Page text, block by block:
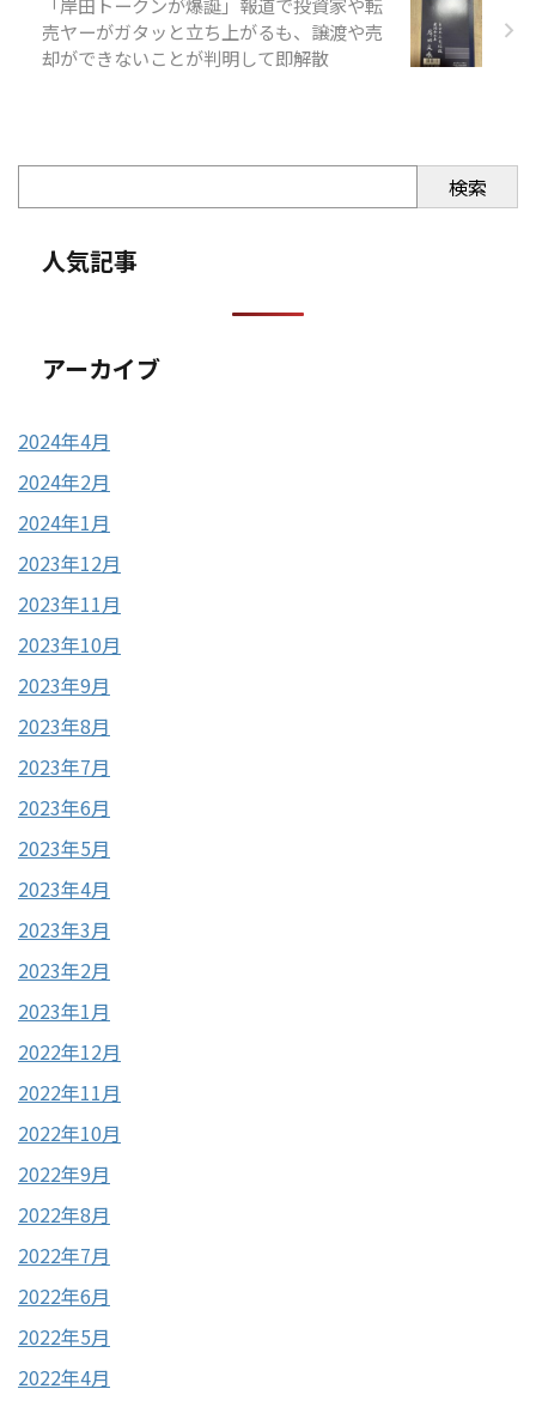
売ヤーがガタッと立ち上がるも、譲渡や売
却ができないことが判明して即解散
検索
人気記事
アーカイブ
2024年4月
2024年2月
2024年1月
2023年12月
2023年11月
2023年10月
2023年9月
2023年8月
2023年7月
2023年6月
2023年5月
2023年4月
2023年3月
2023年2月
2023年1月
2022年12月
2022年11月
2022年10月
2022年9月
2022年8月
2022年7月
2022年6月
2022年5月
2022年4月